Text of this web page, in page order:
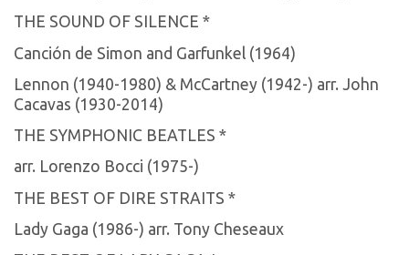
THE SOUND OF SILENCE *
Canción de Simon and Garfunkel (1964)
Lennon (1940-1980) & McCartney (1942-) arr. John
Cacavas (1930-2014)
THE SYMPHONIC BEATLES *
arr. Lorenzo Bocci (1975-)
THE BEST OF DIRE STRAITS *
Lady Gaga (1986-) arr. Tony Cheseaux